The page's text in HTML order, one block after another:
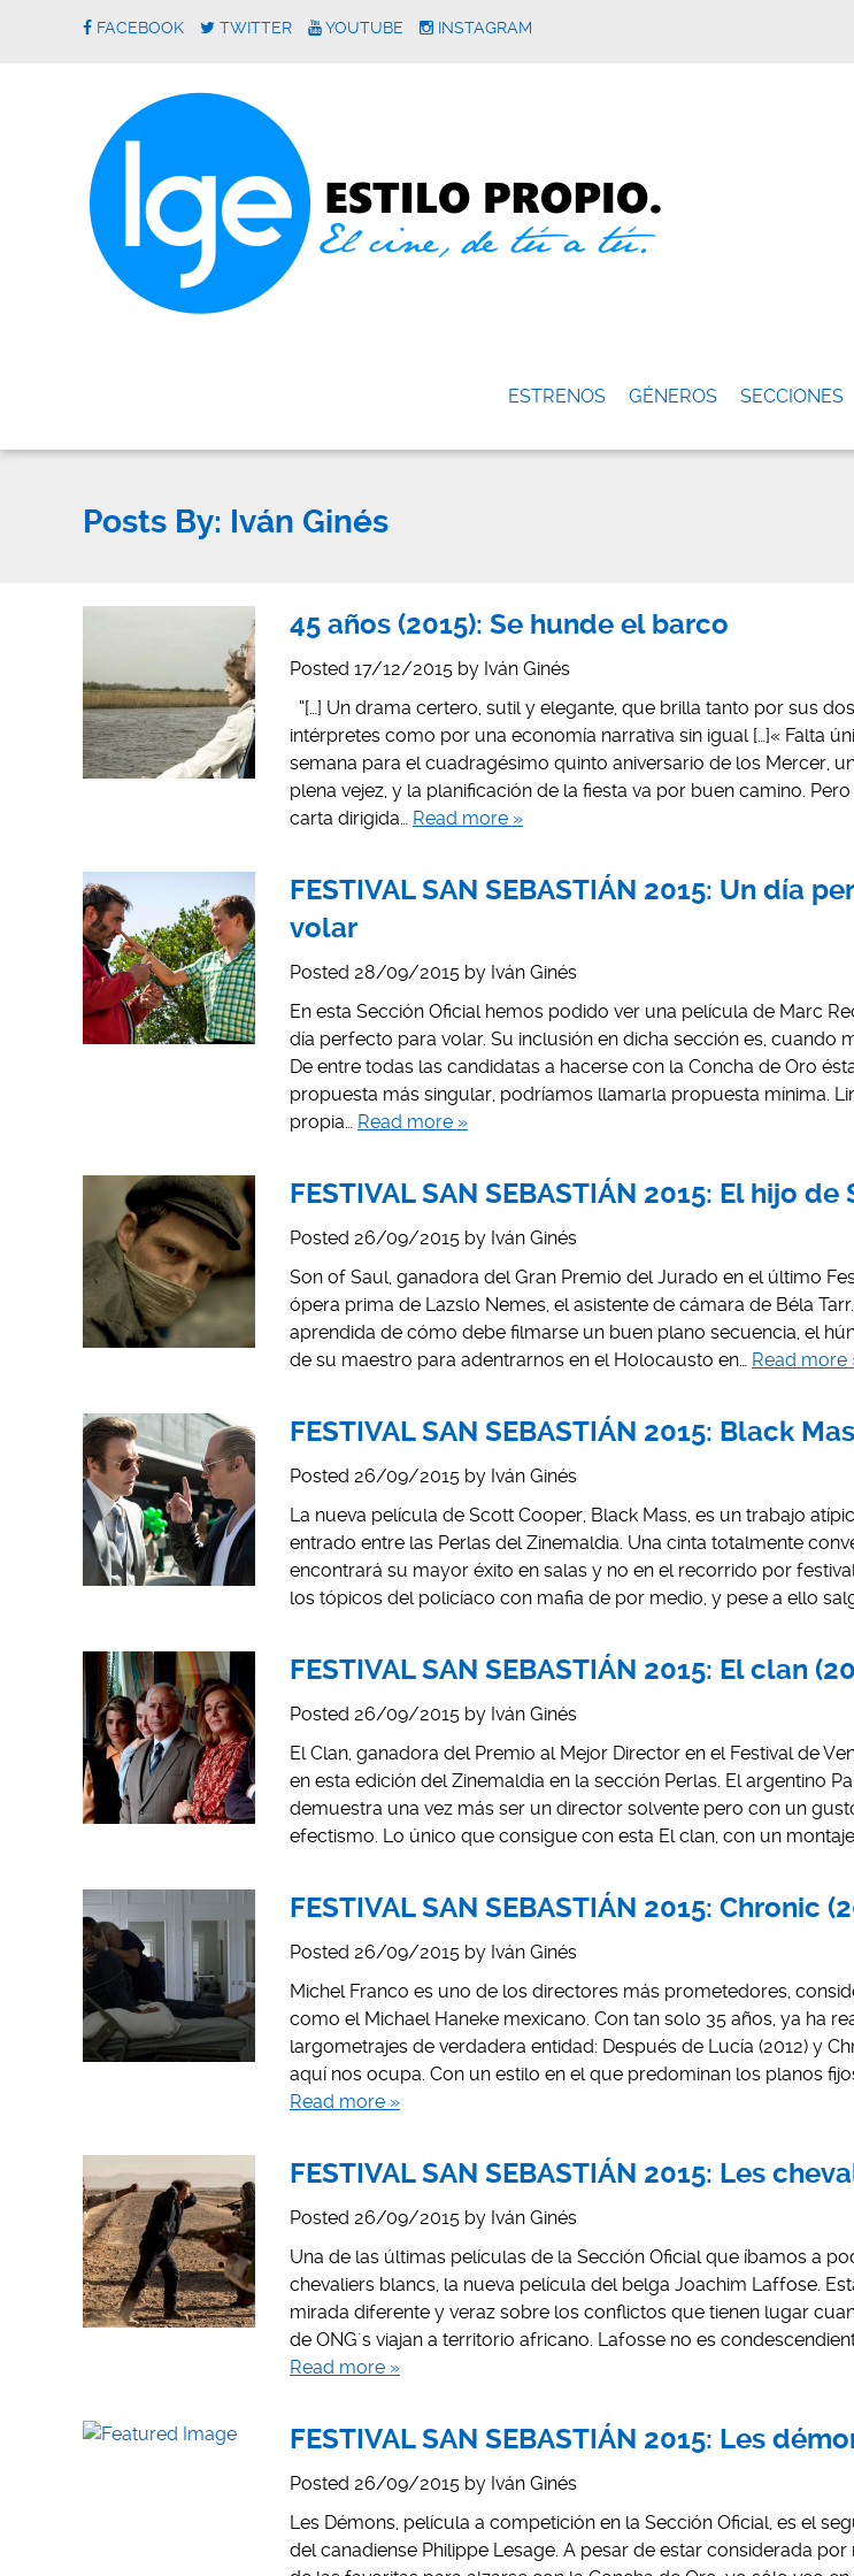
FACEBOOK TWITTER YOUTUBE INSTAGRAM
ESTRENOS GÉNEROS SECCIONES
Posts By: Iván Ginés
45 años (2015): Se hunde el barco
Posted 17/12/2015 by Iván Ginés
“[…] Un drama certero, sutil y elegante, que brilla tanto por sus
intérpretes como por una economía narrativa sin igual […]« Falta
semana para el cuadragésimo quinto aniversario de los Mercer,
plena vejez, y la planificación de la fiesta va por buen camino.
carta dirigida… Read more »
FESTIVAL SAN SEBASTIÁN 2015: Un día
volar
Posted 28/09/2015 by Iván Ginés
En esta Sección Oficial hemos podido ver una película de Marc
día perfecto para volar. Su inclusión en dicha sección es, cuando
De entre todas las candidatas a hacerse con la Concha de Oro
propuesta más singular, podríamos llamarla propuesta mínima.
propia… Read more »
FESTIVAL SAN SEBASTIÁN 2015: El hijo de
Posted 26/09/2015 by Iván Ginés
Son of Saul, ganadora del Gran Premio del Jurado en el último
ópera prima de Lazslo Nemes, el asistente de cámara de Béla
aprendida de cómo debe filmarse un buen plano secuencia, el
de su maestro para adentrarnos en el Holocausto en… Read more
FESTIVAL SAN SEBASTIÁN 2015: Black
Posted 26/09/2015 by Iván Ginés
La nueva película de Scott Cooper, Black Mass, es un trabajo
entrado entre las Perlas del Zinemaldia. Una cinta totalmente
encontrará su mayor éxito en salas y no en el recorrido por
los tópicos del policíaco con mafia de por medio, y pese a ello
FESTIVAL SAN SEBASTIÁN 2015: El clan
Posted 26/09/2015 by Iván Ginés
El Clan, ganadora del Premio al Mejor Director en el Festival de
en esta edición del Zinemaldia en la sección Perlas. El argentino
demuestra una vez más ser un director solvente pero con un
efectismo. Lo único que consigue con esta El clan, con un
FESTIVAL SAN SEBASTIÁN 2015: Chronic
Posted 26/09/2015 by Iván Ginés
Michel Franco es uno de los directores más prometedores,
como el Michael Haneke mexicano. Con tan solo 35 años, ya ha
largometrajes de verdadera entidad: Después de Lucía (2012) y
aquí nos ocupa. Con un estilo en el que predominan los planos
Read more »
FESTIVAL SAN SEBASTIÁN 2015: Les
Posted 26/09/2015 by Iván Ginés
Una de las últimas películas de la Sección Oficial que íbamos a
chevaliers blancs, la nueva película del belga Joachim Laffose.
mirada diferente y veraz sobre los conflictos que tienen lugar
de ONG´s viajan a territorio africano. Lafosse no es
Read more »
FESTIVAL SAN SEBASTIÁN 2015: Les
Posted 26/09/2015 by Iván Ginés
Les Démons, película a competición en la Sección Oficial, es el
del canadiense Philippe Lesage. A pesar de estar considerada